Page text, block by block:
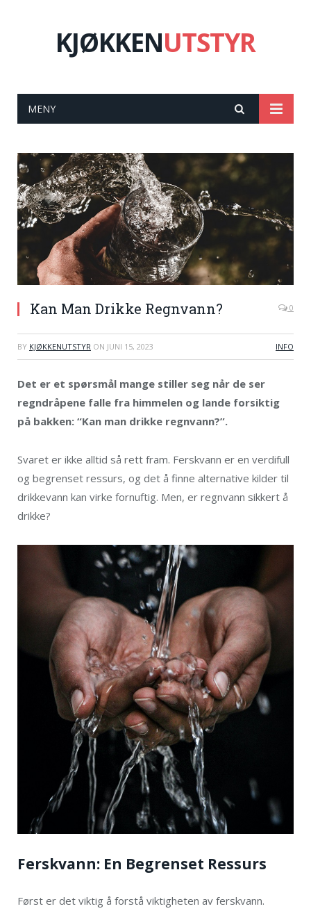
KJØKKENUTSTYR
MENY
Kan Man Drikke Regnvann? 0
BY KJØKKENUTSTYR ON JUNI 15, 2023 INFO
Det er et spørsmål mange stiller seg når de ser
regndråpene falle fra himmelen og lande forsiktig
på bakken: “Kan man drikke regnvann?”.
Svaret er ikke alltid så rett fram. Ferskvann er en verdifull
og begrenset ressurs, og det å finne alternative kilder til
drikkevann kan virke fornuftig. Men, er regnvann sikkert å
drikke?
Ferskvann: En Begrenset Ressurs
Først er det viktig å forstå viktigheten av ferskvann.